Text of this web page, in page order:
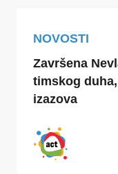
NOVOSTI
Završena
timskog
izazova